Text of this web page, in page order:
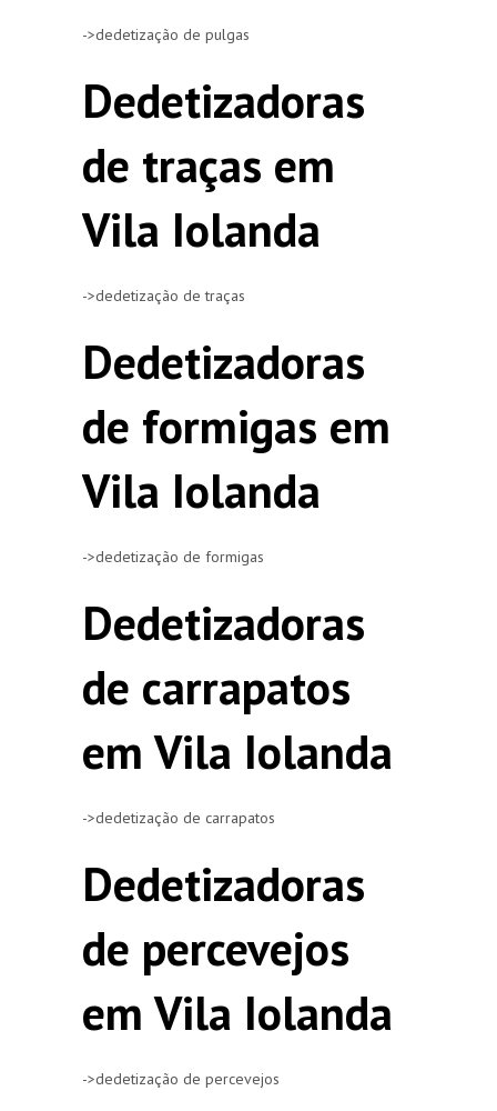
->dedetização de pulgas
Dedetizadoras
de traças em
Vila Iolanda
->dedetização de traças
Dedetizadoras
de formigas em
Vila Iolanda
->dedetização de formigas
Dedetizadoras
de carrapatos
em Vila Iolanda
->dedetização de carrapatos
Dedetizadoras
de percevejos
em Vila Iolanda
->dedetização de percevejos